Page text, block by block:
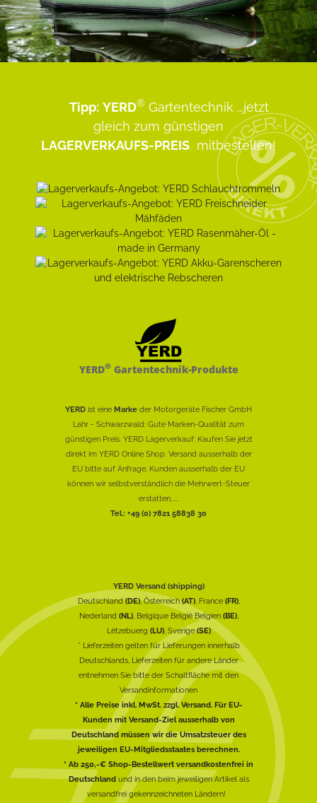
Tipp: YERD® Gartentechnik ...jetzt
gleich zum günstigen
LAGERVERKAUFS-PREIS mitbestellen!
YERD®Gartentechnik-Produkte
YERD ist eine Marke der Motorgeräte Fischer GmbH
Lahr - Schwarzwald: Gute Marken-Qualität zum
günstigen Preis. YERD Lagerverkauf: Kaufen Sie jetzt
direkt im YERD Online Shop. Versand ausserhalb der
EU bitte auf Anfrage. Kunden ausserhalb der EU
können wir selbstverständlich die Mehrwert-Steuer
erstatten......
Tel.: +49 (0) 7821 58838 30
YERD Versand (shipping)
Deutschland(DE), Österreich(AT), France (FR),
Nederland (NL), Belgique België Belgien (BE),
Lëtzebuerg (LU), Sverige(SE)
* Lieferzeiten gelten für Lieferungen innerhalb
Deutschlands, Lieferzeiten für andere Länder
entnehmen Sie bitte der Schaltfläche mit den
Versandinformationen
* Alle Preise inkl. MwSt. zzgl. Versand. Für EU-
Kunden mit Versand-Ziel ausserhalb von
Deutschland müssen wir die Umsatzsteuer des
jeweiligen EU-Mitgliedsstaates berechnen.
* Ab 250,-€ Shop-Bestellwert versandkostenfrei in
Deutschlandund in den beim jeweiligen Artikel als
versandfrei gekennzeichneten Ländern!